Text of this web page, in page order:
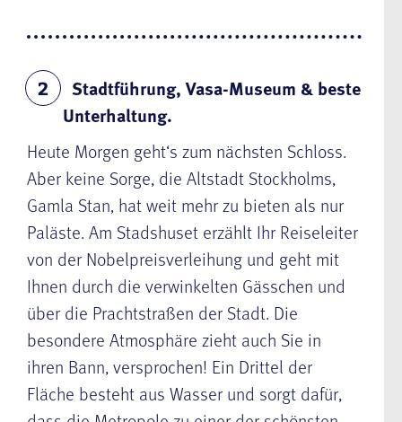
2
Stadtführung, Vasa-Museum & beste
Unterhaltung.
Heute Morgen geht‘s zum nächsten Schloss.
Aber keine Sorge, die Altstadt Stockholms,
Gamla Stan, hat weit mehr zu bieten als nur
Paläste. Am Stadshuset erzählt Ihr Reiseleiter
von der Nobelpreisverleihung und geht mit
Ihnen durch die verwinkelten Gässchen und
über die Prachtstraßen der Stadt. Die
besondere Atmosphäre zieht auch Sie in
ihren Bann, versprochen! Ein Drittel der
Fläche besteht aus Wasser und sorgt dafür,